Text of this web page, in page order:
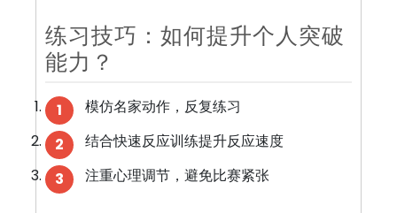
练习技巧：如何提升个人突破
能力？
1
模仿名家动作，反复练习
2
结合快速反应训练提升反应速度
3
注重心理调节，避免比赛紧张